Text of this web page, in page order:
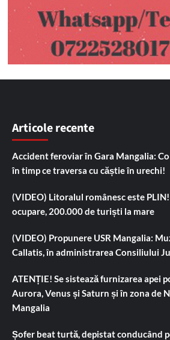
Articole recente
Accident feroviar în Gara Mangalia:
în timp ce traversa cu căștie în urechi!
(VIDEO) Litoralul românesc este
ocupare, 200.000 de turiști la mare
(VIDEO) Propunere USR Mangalia:
Callatis, în administrarea Consiliului
ATENȚIE! Se sistează furnizarea apei
Aurora, Venus și Saturn și în zona de
Mangalia
Șofer beat turtă, depistat conducând